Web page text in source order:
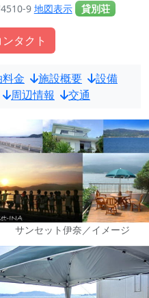
9 地図表示 貸別荘
タクト
金 施設概要
設備
周辺情報 交通
サンセット伊奈／イメージ